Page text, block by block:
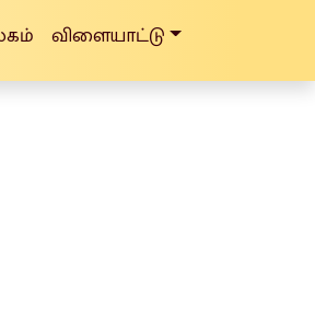
விளையாட்டு